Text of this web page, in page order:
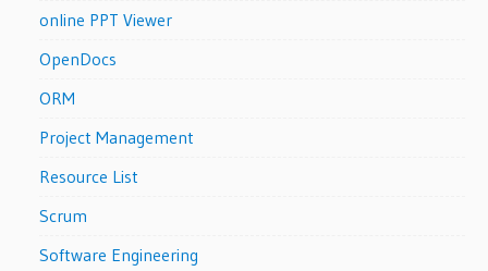
online PPT Viewer
OpenDocs
ORM
Project Management
Resource List
Scrum
Software Engineering